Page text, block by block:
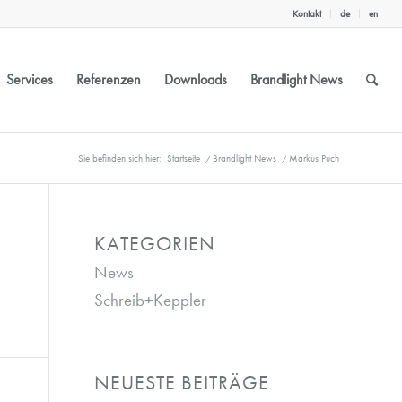
Kontakt de en
Services Referenzen Downloads Brandlight News
Sie befinden sich hier: Startseite / Brandlight News / Markus Puch
KATEGORIEN
News
Schreib+Keppler
NEUESTE BEITRÄGE